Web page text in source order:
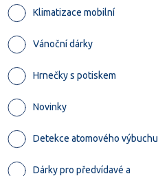
Klimatizace mobilní
Vánoční dárky
Hrnečky s potiskem
Novinky
Detekce atomového výbuchu
Dárky pro předvídavé a